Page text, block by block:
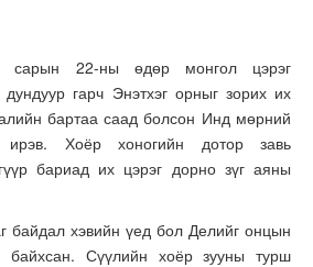
сарын 22-ны өдөр монгол цэрэг
гарч Энэтхэг орныг зорих их
бартаа саад болсон Инд мөрний
ирэв. Хоёр хоногийн дотор завь
бариад их цэрэг дорно зүг аяны
байдал хэвийн үед бол Делийг онцын
байхсан. Сүүлийн хоёр зууны турш